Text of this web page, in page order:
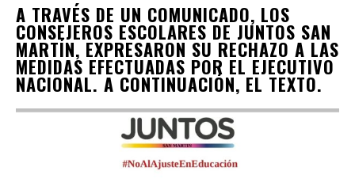
A TRAVÉS DE UN COMUNICADO, LOS
CONSEJEROS ESCOLARES DE JUNTOS SAN
MARTÍN, EXPRESARON SU RECHAZO A LAS
MEDIDAS EFECTUADAS POR EL EJECUTIVO
NACIONAL. A CONTINUACIÓN, EL TEXTO.